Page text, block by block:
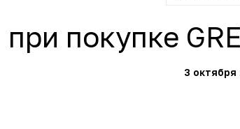
покупке
3 октября